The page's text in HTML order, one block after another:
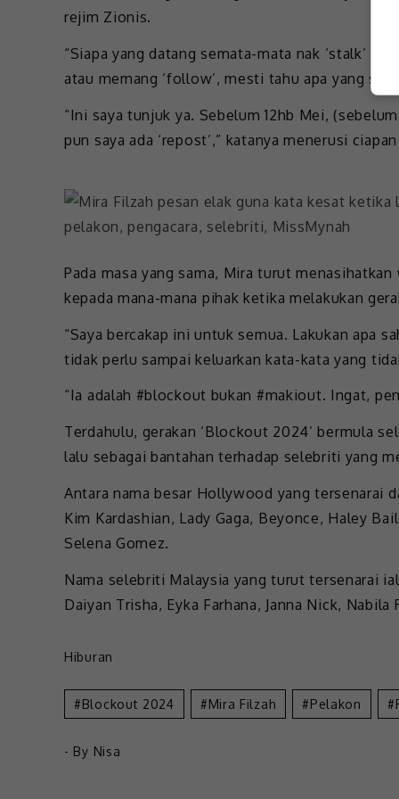
rejim Zionis.
“Siapa yang datang semata-mata nak ‘stalk’
atau memang ‘follow’, mesti tahu apa yang
“Ini saya tunjuk ya. Sebelum 12hb Mei,
pun saya ada ‘repost’,” katanya menerusi
Pada masa yang sama, Mira turut
kepada mana-mana pihak ketika melakukan
“Saya bercakap ini untuk semua. Lakukan apa
tidak perlu sampai keluarkan kata-kata yang
“Ia adalah #blockout bukan #makiout. Ingat,
Terdahulu, gerakan ‘Blockout 2024’ bermula
lalu sebagai bantahan terhadap selebriti yang
Antara nama besar Hollywood yang tersenarai
Kim Kardashian, Lady Gaga, Beyonce, Haley
Selena Gomez.
Nama selebriti Malaysia yang turut tersenarai
Daiyan Trisha, Eyka Farhana, Janna Nick,
Hiburan
Blockout 2024 Mira Filzah Pelakon
- By Nisa